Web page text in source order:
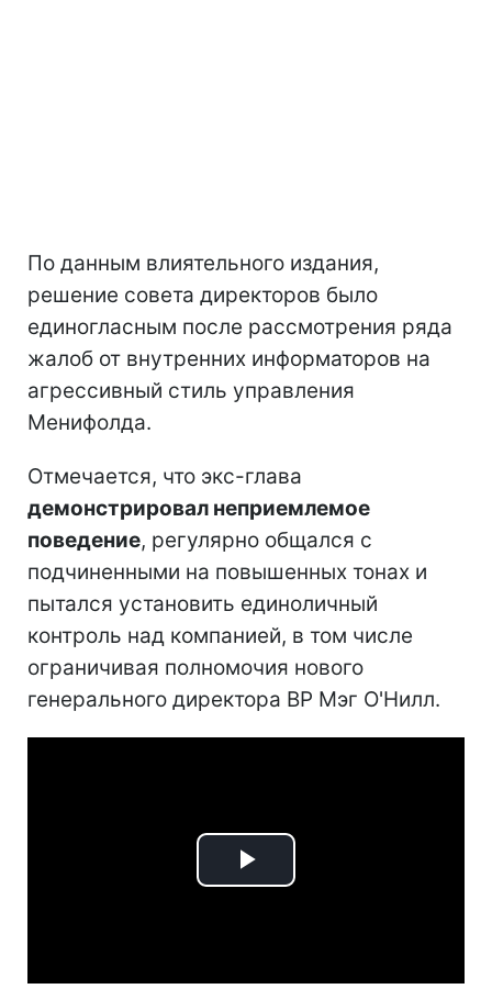
По данным влиятельного издания,
решение совета директоров было
единогласным после рассмотрения ряда
жалоб от внутренних информаторов на
агрессивный стиль управления
Менифолда.
Отмечается, что экс-глава
демонстрировал неприемлемое
поведение, регулярно общался с
подчиненными на повышенных тонах и
пытался установить единоличный
контроль над компанией, в том числе
ограничивая полномочия нового
генерального директора ВР Мэг О'Нилл.
Play